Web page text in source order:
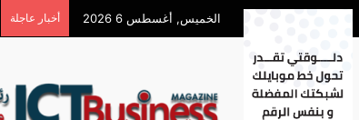
الخميس, أغسطس 6 2026 أخبار عاجلة